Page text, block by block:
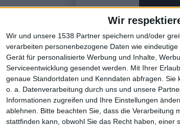
Wir
Wir und unsere 1538 Partner speichern und/oder
verarbeiten personenbezogene Daten wie
Gerät für personalisierte Werbung und Inhalte,
Serviceentwicklung gesendet werden.
Mit Ihrer
genaue Standortdaten und Kenndaten abfragen.
o. a. Datenverarbeitung durch uns und unsere
Informationen zugreifen und Ihre Einstellungen
ablehnen.
Bitte beachten Sie, dass die Verarbeitung
stattfinden kann, obwohl Sie das Recht haben, einer
6/10
Finsterforst
Still